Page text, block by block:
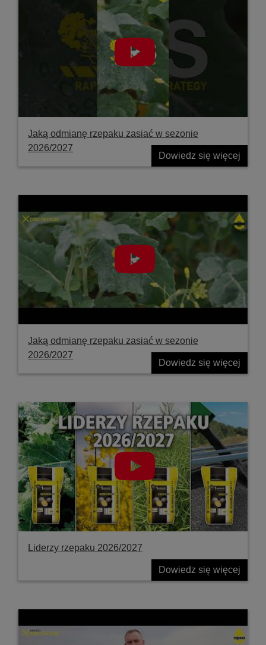
Jaką odmianę rzepaku zasiać w sezonie
2026/2027
Dowiedz się więcej
Jaką odmianę rzepaku zasiać w sezonie
2026/2027
Dowiedz się więcej
Liderzy rzepaku 2026/2027
Dowiedz się więcej